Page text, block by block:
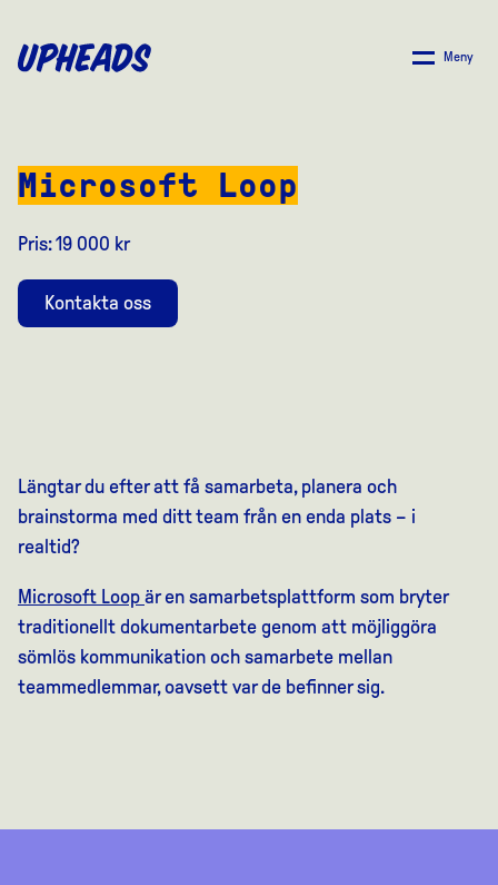
MAIN
Meny
Microsoft Loop
Pris: 19 000 kr
Kontakta oss
Längtardu efter att få samarbeta, planera och
brainstorma med dittteam från en enda plats – i
realtid?
Microsoft Loop är en samarbetsplattform som bryter
traditionellt dokumentarbete genom att möjliggöra
sömlös kommunikation och samarbete mellan
teammedlemmar,oavsett var de befinnersig.